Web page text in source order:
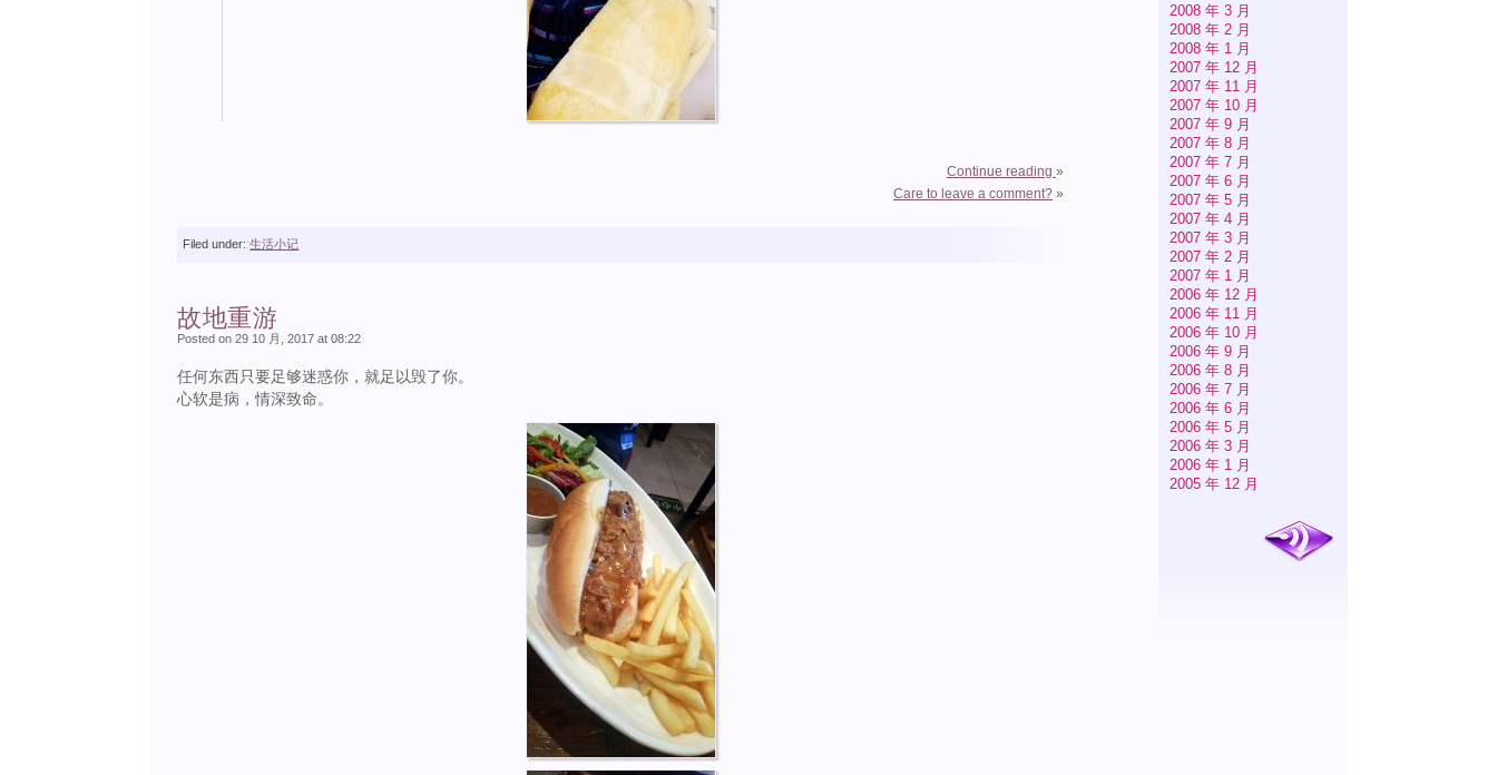
2008 年 3 月
2008 年 2 月
2008 年 1 月
2007 年 12 月
2007 年 11 月
2007 年 10 月
2007 年 9 月
2007 年 8 月
2007 年 7 月
2007 年 6 月
2007 年 5 月
2007 年 4 月
2007 年 3 月
2007 年 2 月
2007 年 1 月
2006 年 12 月
2006 年 11 月
2006 年 10 月
2006 年 9 月
2006 年 8 月
2006 年 7 月
2006 年 6 月
2006 年 5 月
2006 年 3 月
2006 年 1 月
2005 年 12 月
Continue reading»
Care to leave a comment? »
Filed under:生活小记
故地重游
Posted on 29 10 月, 2017 at 08:22
任何东西只要足够迷惑你，就足以毁了你。
心软是病，情深致命。 ​​​